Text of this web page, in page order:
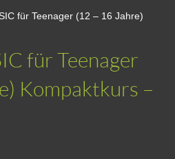
für Teenager (12 – 16 Jahre)
für Teenager
Kompaktkurs –